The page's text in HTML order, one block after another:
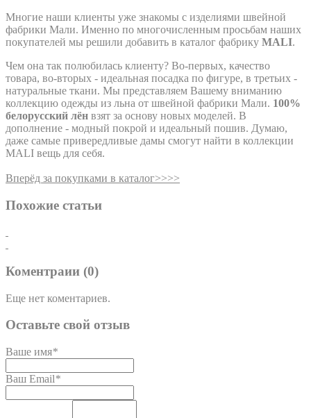
Многие наши клиенты уже знакомы с изделиями швейной
фабрики Мали. Именно по многочисленным просьбам наших
покупателей мы решили добавить в каталог фабрику MALI.
Чем она так полюбилась клиенту? Во-первых, качество
товара, во-вторых - идеальная посадка по фигуре, в третьих -
натуральные ткани. Мы представляем Вашему вниманию
коллекцию одежды из льна от швейной фабрики Мали. 100%
белорусский лён взят за основу новых моделей. В
дополнение - модный покрой и идеальный пошив. Думаю,
даже самые привередливые дамы смогут найти в коллекции
MALI вещь для себя.
Вперёд за покупками в каталог>>>>
Похожие статьи
Коментраии (0)
Еще нет коментариев.
Оставьте свой отзыв
Ваше имя*
Ваш Email*